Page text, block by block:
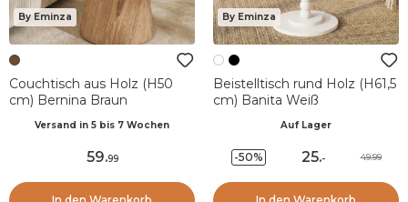
By Eminza
Couchtisch aus Holz (H50
cm) Bernina Braun
Versand in 5 bis 7 Wochen
59.99
By Eminza
Beistelltisch rund Holz (H61,5
cm) Banita Weiß
Auf Lager
-50% 25.- 49.99